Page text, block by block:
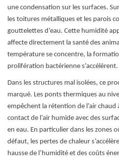
une condensation sur les surfaces.
les toitures métalliques et les parois
gouttelettes d’eau. Cette humidité
affecte directement la santé des
température se concentre, la
prolifération bactérienne s’accélèrent.
Dans les structures mal isolées, ce
marqué. Les ponts thermiques au
empêchent la rétention de l’air
contact de l’air humide avec des
en eau. En particulier dans les zones
défaut, les pertes de chaleur
hausse de l’humidité et des coûts